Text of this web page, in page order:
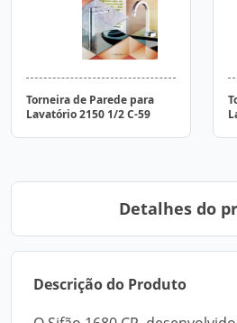
Torneira de Parede para
Lavatório 2150 1/2 C-59
Detalhes do
Descrição do Produto